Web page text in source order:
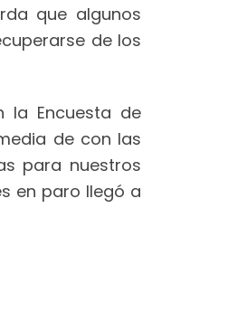
que algunos
de los
la Encuesta de
de con las
para nuestros
en paro llegó a